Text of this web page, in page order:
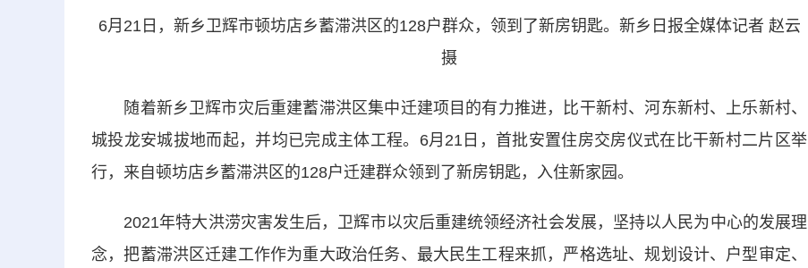
6月21日，新乡卫辉市顿坊店乡蓄滞洪区的128户群众，领到了新房钥匙。新乡日报全媒体记者 赵云
摄
随着新乡卫辉市灾后重建蓄滞洪区集中迁建项目的有力推进，比干新村、河东新村、上乐新村、
城投龙安城拔地而起，并均已完成主体工程。6月21日，首批安置住房交房仪式在比干新村二片区举
行，来自顿坊店乡蓄滞洪区的128户迁建群众领到了新房钥匙，入住新家园。
2021年特大洪涝灾害发生后，卫辉市以灾后重建统领经济社会发展，坚持以人民为中心的发展理
念，把蓄滞洪区迁建工作作为重大政治任务、最大民生工程来抓，严格选址、规划设计、户型审定、